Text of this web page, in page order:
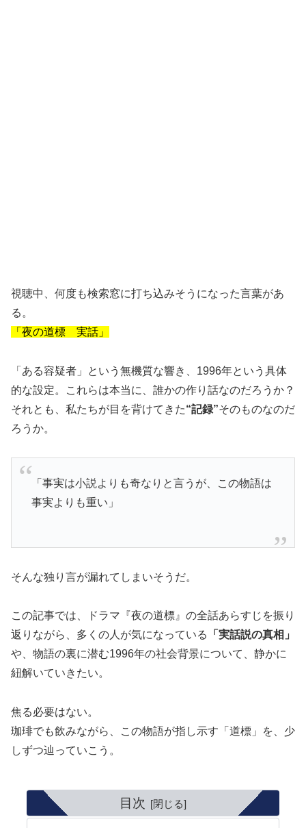
視聴中、何度も検索窓に打ち込みそうになった言葉があ
る。
「夜の道標 実話」
「ある容疑者」という無機質な響き、1996年という具体
的な設定。これらは本当に、誰かの作り話なのだろうか？
それとも、私たちが目を背けてきた“記録”そのものなのだ
ろうか。
「事実は小説よりも奇なりと言うが、この物語は
事実よりも重い」
そんな独り言が漏れてしまいそうだ。
この記事では、ドラマ『夜の道標』の全話あらすじを振り
返りながら、多くの人が気になっている
「実話説の真相」
や、物語の裏に潜む1996年の社会背景について、静かに
紐解いていきたい。
焦る必要はない。
珈琲でも飲みながら、この物語が指し示す「道標」を、少
しずつ辿っていこう。
目次